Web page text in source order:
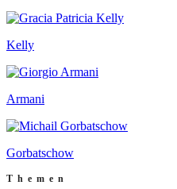
Kelly
Armani
Gorbatschow
Themen